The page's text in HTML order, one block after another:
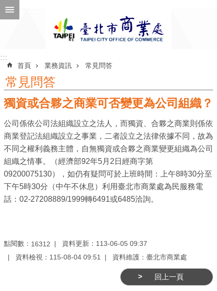
跳到主要內容區塊
公
訊
息
機
關
介
紹
資
訊
::::::
首頁 業務資訊 常見問答
常見問答
獨資或合夥之商業可否變更為公司組織？
公司係依公司法組織設立之法人，而獨資、合夥之商業則係依
商業登記法組織設立之事業，二者設立之法律依據不同，故為
不同之權利義務主體，自無獨資或合夥之商業變更組織為公司
組織之情事。（經濟部92年5月2日經商字第
09200075130），如仍有疑問可於上班時間：上午8時30分至
下午5時30分（中午不休息）利用臺北市商業處為民服務電
話：02-27208889/1999轉6491或6485洽詢。
點閱數： 16312
資料更新：113-06-05 09:37
資料檢視：115-08-04 09:51
資料維護：臺北市商業處
回上一頁